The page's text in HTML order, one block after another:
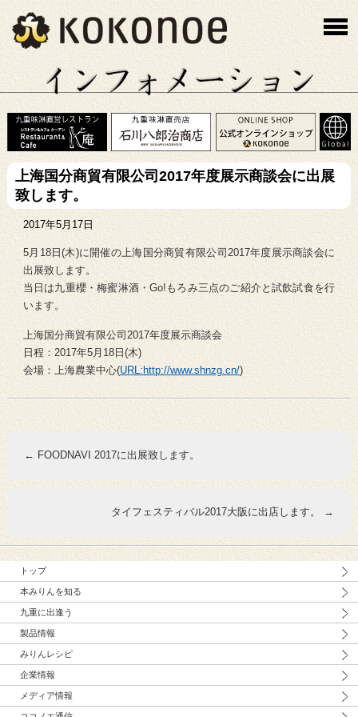
上海国分商貿有限公司2017年度展示商談会に出展
致します。
2017年5月17日
5月18日(木)に開催の上海国分商貿有限公司2017年度展示商談会に
出展致します。
当日は九重櫻・梅蜜淋酒・Go!もろみ三点のご紹介と試飲試食を行
います。
上海国分商貿有限公司2017年度展示商談会
日程：2017年5月18日(木)
会場：上海農業中心(URL:http://www.shnzg.cn/)
← FOODNAVI 2017に出展致します。
タイフェスティバル2017大阪に出店します。 →
トップ
本みりんを知る
九重に出逢う
製品情報
みりんレシピ
企業情報
メディア情報